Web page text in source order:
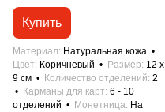
Купить
Материал
Натуральная кожа
Цвет
Коричневый Размер 12 x
9 см
Количество отделений 2
Карманы для карт 6 - 10
отделений
Монетница На